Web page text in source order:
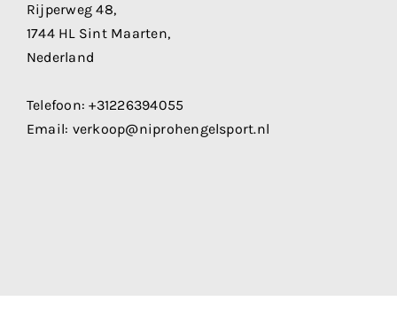
Rijperweg 48,
1744 HL Sint Maarten,
Nederland
Telefoon:+31226394055
Email: verkoop@niprohengelsport.nl